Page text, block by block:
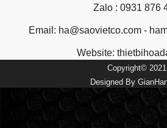
Zalo : 0931 876
Email: ha@saovietco.com -
Website:
Copyright© 2021
Designed By